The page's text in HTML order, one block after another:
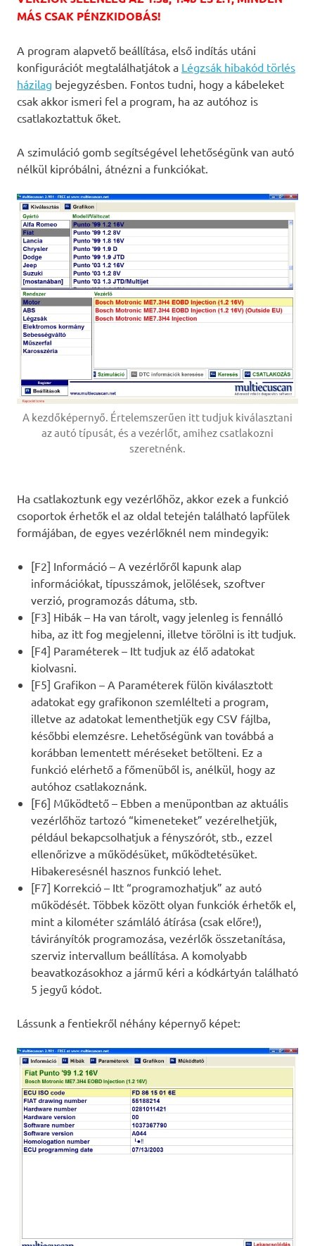
MÁS CSAK PÉNZKIDOBÁS!
A program alapvető beállítása, első indítás utáni
konfigurációt megtalálhatjátok a Légzsák hibakód törlés
házilag bejegyzésben. Fontos tudni, hogy a kábeleket
csak akkor ismeri fel a program, ha az autóhoz is
csatlakoztattuk őket.
A szimuláció gomb segítségével lehetőségünk van autó
nélkül kipróbálni, átnézni a funkciókat.
A kezdőképernyő. Értelemszerűen itt tudjuk kiválasztani
az autó típusát, és a vezérlőt, amihez csatlakozni
szeretnénk.
Ha csatlakoztunk egy vezérlőhöz, akkor ezek a funkció
csoportok érhetők el az oldal tetején található lapfülek
formájában, de egyes vezérlőknél nem mindegyik:
[F2] Információ – A vezérlőről kapunk alap
információkat, típusszámok, jelölések, szoftver
verzió, programozás dátuma, stb.
[F3] Hibák – Ha van tárolt, vagy jelenleg is fennálló
hiba, az itt fog megjelenni, illetve törölni is itt tudjuk.
[F4] Paraméterek – Itt tudjuk az élő adatokat
kiolvasni.
[F5] Grafikon – A Paraméterek fülön kiválasztott
adatokat egy grafikonon szemlélteti a program,
illetve az adatokat lementhetjük egy CSV fájlba,
későbbi elemzésre. Lehetőségünk van továbbá a
korábban lementett méréseket betölteni. Ez a
funkció elérhető a főmenüből is, anélkül, hogy az
autóhoz csatlakoznánk.
[F6] Működtető – Ebben a menüpontban az aktuális
vezérlőhöz tartozó “kimeneteket” vezérelhetjük,
például bekapcsolhatjuk a fényszórót, stb., ezzel
ellenőrizve a működésüket, működtetésüket.
Hibakeresésnél hasznos funkció lehet.
[F7] Korrekció – Itt “programozhatjuk” az autó
működését. Többek között olyan funkciók érhetők el,
mint a kilométer számláló átírása (csak előre!),
távirányítók programozása, vezérlők összetanítása,
szerviz intervallum beállítása. A komolyabb
beavatkozásokhoz a jármű kéri a kódkártyán található
5 jegyű kódot.
Lássunk a fentiekről néhány képernyő képet: